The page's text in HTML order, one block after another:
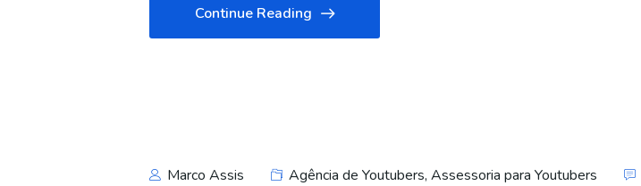
Continue Reading
Marco Assis Agência de Youtubers, Assessoria para Youtubers